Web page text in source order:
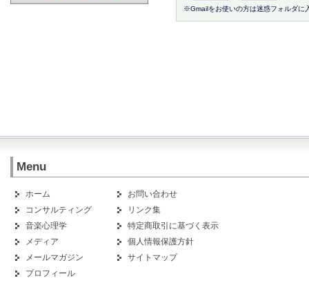
※Gmailをお使いの方は迷惑フォルダに
Menu
ホーム
コンサルティング
音楽心理学
メディア
メールマガジン
プロフィール
お問い合わせ
リンク集
特定商取引に基づく表示
個人情報保護方針
サイトマップ